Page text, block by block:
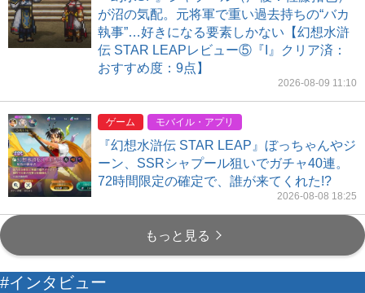
が沼の気配。元将軍で重い過去持ちの“バカ
執事”…好きになる要素しかない【幻想水滸
伝 STAR LEAPレビュー⑤『I』クリア済：
おすすめ度：9点】
2026-08-09 11:10
ゲーム モバイル・アプリ
『幻想水滸伝 STAR LEAP』ぼっちゃんやジ
ーン、SSRシャプール狙いでガチャ40連。
72時間限定の確定で、誰が来てくれた!?
2026-08-08 18:25
もっと見る
#インタビュー